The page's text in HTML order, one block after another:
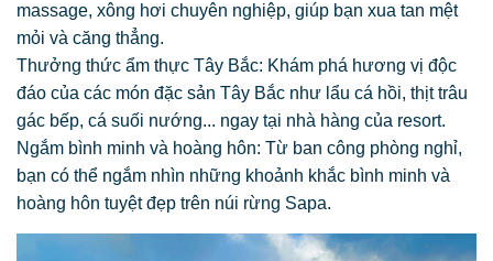
massage, xông hơi chuyên nghiệp, giúp bạn xua tan mệt
mỏi và căng thẳng.
Thưởng thức ẩm thực Tây Bắc: Khám phá hương vị độc
đáo của các món đặc sản Tây Bắc như lẩu cá hồi, thịt trâu
gác bếp, cá suối nướng... ngay tại nhà hàng của resort.
Ngắm bình minh và hoàng hôn: Từ ban công phòng nghỉ,
bạn có thể ngắm nhìn những khoảnh khắc bình minh và
hoàng hôn tuyệt đẹp trên núi rừng Sapa.